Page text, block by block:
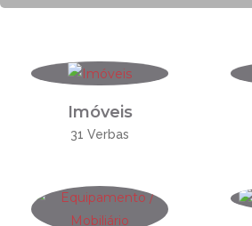
Imóveis
31 Verbas